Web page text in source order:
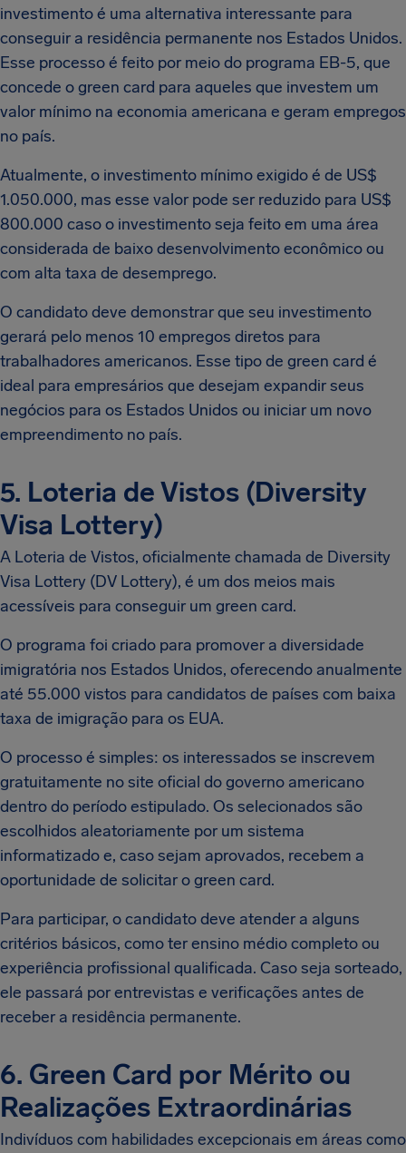
investimento é uma alternativa interessante para
conseguir a residência permanente nos Estados Unidos.
Esse processo é feito por meio do programa EB-5, que
concede o green card para aqueles que investem um
valor mínimo na economia americana e geram empregos
no país.
Atualmente, o investimento mínimo exigido é de US$
1.050.000, mas esse valor pode ser reduzido para US$
800.000 caso o investimento seja feito em uma área
considerada de baixo desenvolvimento econômico ou
com alta taxa de desemprego.
O candidato deve demonstrar que seu investimento
gerará pelo menos 10 empregos diretos para
trabalhadores americanos. Esse tipo de green card é
ideal para empresários que desejam expandir seus
negócios para os Estados Unidos ou iniciar um novo
empreendimento no país.
5. Loteria de Vistos (Diversity
Visa Lottery)
A Loteria de Vistos, oficialmente chamada de Diversity
Visa Lottery (DV Lottery), é um dos meios mais
acessíveis para conseguir um green card.
O programa foi criado para promover a diversidade
imigratória nos Estados Unidos, oferecendo anualmente
até 55.000 vistos para candidatos de países com baixa
taxa de imigração para os EUA.
O processo é simples: os interessados se inscrevem
gratuitamente no site oficial do governo americano
dentro do período estipulado. Os selecionados são
escolhidos aleatoriamente por um sistema
informatizado e, caso sejam aprovados, recebem a
oportunidade de solicitar o green card.
Para participar, o candidato deve atender a alguns
critérios básicos, como ter ensino médio completo ou
experiência profissional qualificada. Caso seja sorteado,
ele passará por entrevistas e verificações antes de
receber a residência permanente.
6. Green Card por Mérito ou
Realizações Extraordinárias
Indivíduos com habilidades excepcionais em áreas como